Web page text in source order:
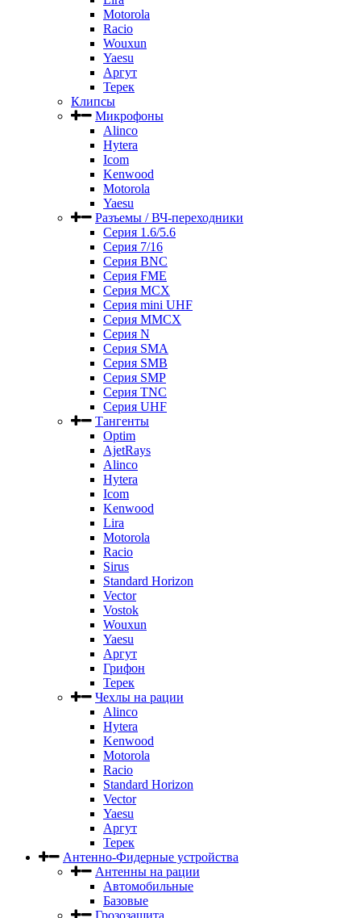
Motorola
Racio
Wouxun
Yaesu
Аргут
Терек
Клипсы
Микрофоны
Alinco
Hytera
Icom
Kenwood
Motorola
Yaesu
Разъемы / ВЧ-переходники
Серия 1.6/5.6
Серия 7/16
Серия BNC
Серия FME
Серия MCX
Серия mini UHF
Серия MMCX
Серия N
Серия SMA
Серия SMB
Серия SMP
Серия TNC
Серия UHF
Тангенты
Optim
AjetRays
Alinco
Hytera
Icom
Kenwood
Lira
Motorola
Racio
Sirus
Standard Horizon
Vector
Vostok
Wouxun
Yaesu
Аргут
Грифон
Терек
Чехлы на рации
Alinco
Hytera
Kenwood
Motorola
Racio
Standard Horizon
Vector
Yaesu
Аргут
Терек
Антенно-Фидерные устройства
Антенны на рации
Автомобильные
Базовые
Грозозащита